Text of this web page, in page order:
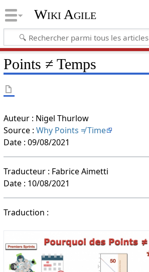
Wiki Agile
Points ≠ Temps
Auteur : Nigel Thurlow
Source : Why Points ≠ Time
Date : 09/08/2021
Traducteur : Fabrice Aimetti
Date : 10/08/2021
Traduction :